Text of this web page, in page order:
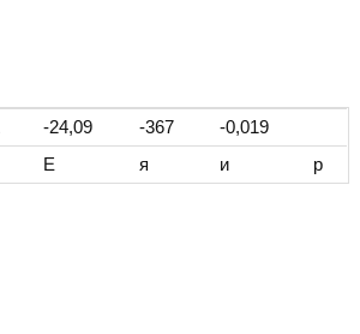
-24,09 -367
-0,019
Е я и р